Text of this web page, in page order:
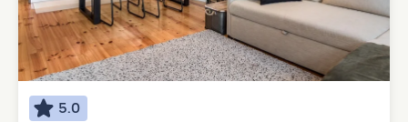
5.0